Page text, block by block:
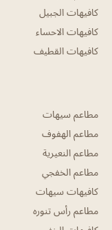
كافيهات الجبيل
كافيهات الاحساء
كافيهات القطيف
مطاعم سيهات
مطاعم الهفوف
مطاعم النعيرية
مطاعم الخفجي
كافيهات سيهات
مطاعم رأس تنوره